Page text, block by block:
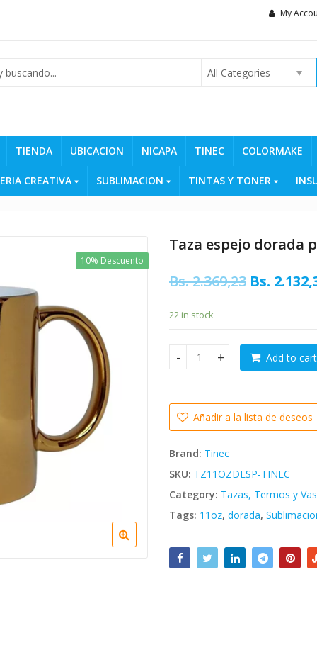
My
All Categories
TIENDA UBICACION NICAPA TINEC COLORMAKE
CREATIVA SUBLIMACION TINTAS Y TONER
10% Descuento
Taza espejo dorada
Bs.2.369,23 Original
Bs.
Bs.
22 in stock
Taza espejo dorada para
Add to cart
Añadir a la lista de deseos
Brand: Tinec
SKU: TZ11OZDESP-TINEC
Category: Tazas, Termos y
Tags: 11oz, dorada,